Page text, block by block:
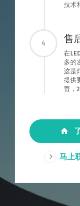
技术
4 售
在
多的
这是
提供
责，
马上